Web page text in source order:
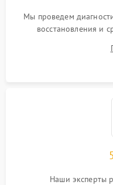
Мы проведем
восстановления и
Наши эксперты